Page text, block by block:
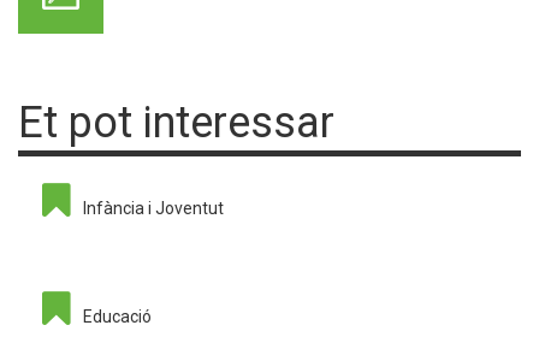
Et pot interessar
Infància i Joventut
Educació